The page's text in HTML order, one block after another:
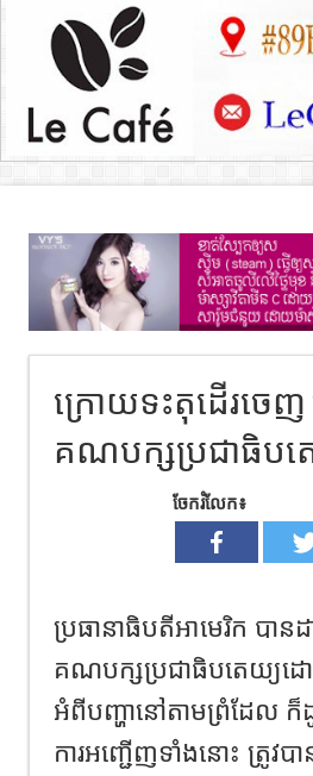
ក្រោយទះតុដើរចេ
គណបក្សប្រជាធិបត
ចែករំលែក៖
ប្រធានាធិបតីអាមេរិក បា
គណបក្សប្រជាធិបតេយ្យដោ
អំពីបញ្ហានៅតាមព្រំដែល ក៏ដូ
ការអញ្ជើញទាំងនោះ ត្រូវប